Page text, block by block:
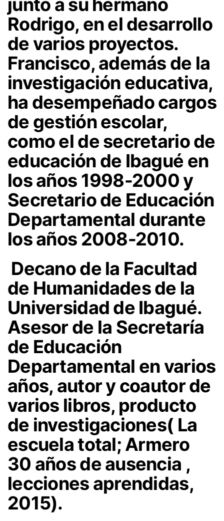
junto a su hermano
Rodrigo, en el desarrollo
de varios proyectos.
Francisco, además de la
investigación educativa,
ha desempeñado cargos
de gestión escolar,
como el de secretario de
educación de Ibagué en
los años 1998-2000 y
Secretario de Educación
Departamental durante
los años 2008-2010.
Decano de la Facultad
de Humanidades de la
Universidad de Ibagué.
Asesor de la Secretaría
de Educación
Departamental en varios
años, autor y coautor de
varios libros, producto
de investigaciones( La
escuela total; Armero
30 años de ausencia ,
lecciones aprendidas,
2015).